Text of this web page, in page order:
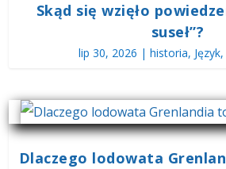
Skąd się wzięło
suseł”?
lip 30, 2026 | historia, Język,
Dlaczego lodowata